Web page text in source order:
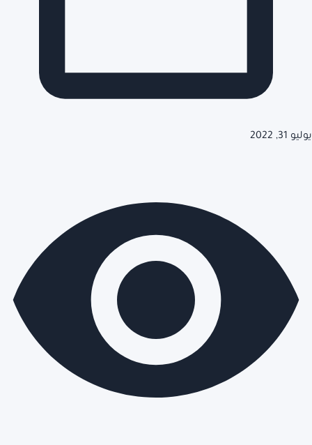
يوليو 31, 2022